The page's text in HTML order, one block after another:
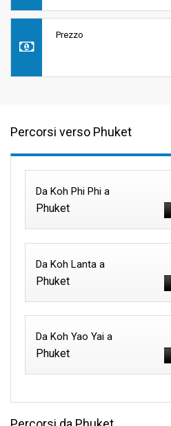
Prezzo
Percorsi verso Phuket
Da Koh Phi Phi a
Phuket
Da Koh Lanta a
Phuket
Da Koh Yao Yai a
Phuket